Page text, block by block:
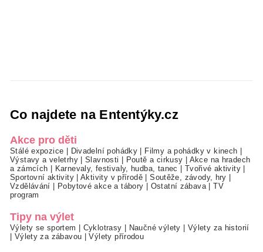
Co najdete na Ententýky.cz
Akce pro děti
Stálé expozice Divadelní pohádky Filmy a pohádky v kinech
Výstavy a veletrhy|Slavnosti Poutě a cirkusy
Akce na hradech
a zámcích
Karnevaly, festivaly, hudba, tanec Tvořivé aktivity
Sportovní aktivity|Aktivity v přírodě |Soutěže, závody, hry
Vzdělávání
Pobytové akce a tábory Ostatní zábava|TV
program
Tipy na výlet
Výlety se sportem Cyklotrasy Naučné výlety
Výlety za historií
Výlety za zábavou |Výlety přírodou